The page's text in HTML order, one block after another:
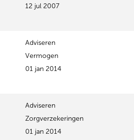
12 jul 2007
Adviseren
Vermogen
01 jan 2014
Adviseren
Zorgverzekeringen
01 jan 2014